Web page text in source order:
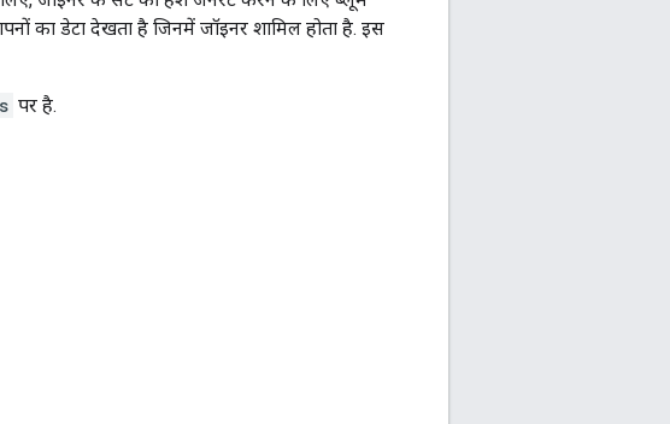
का डेटा देखता है जिनमें जॉइनर शामिल होता है. इस
पर है.